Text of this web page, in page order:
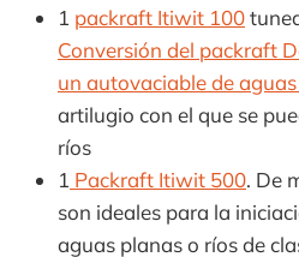
1 packraft Itiwit 100
Conversión del packraft
un autovaciable de
artilugio con el que se
ríos
1 Packraft Itiwit 500. De
son ideales para la
aguas planas o ríos de